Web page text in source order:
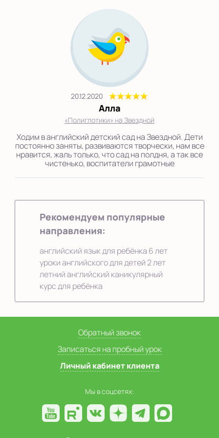
Выбрать другой город
20.12.2020
Алла
«Полиглотики» на Звездной
Ходим в английский детский сад на Звездной. Дети
постоянно заняты, развиваются творчески, нам все
нравится, жаль только, что сад на полдня, а так все
чистенько, воспитатели грамотные
Рекомендуем популярные
направления:
английский язык для ребёнка 6 лет
уроки английского для детей 2 лет
летний английский каникулярный
курс для ребёнка
Обратный звонок
Записаться на пробный урок
Личный кабинет клиента
Мы в соцсетях: